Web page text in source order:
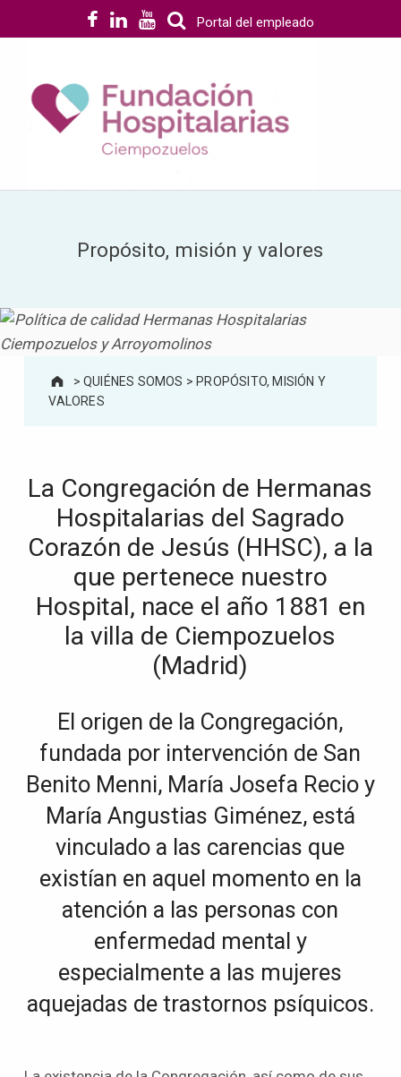
Portal del empleado
Propósito, misión y valores
>QUIÉNES SOMOS > PROPÓSITO, MISIÓN Y
VALORES
La Congregación de Hermanas
Hospitalarias del Sagrado
Corazón de Jesús (HHSC), a la
que pertenece nuestro
Hospital, nace el año 1881 en
la villa de Ciempozuelos
(Madrid)
El origen de la Congregación,
fundada por intervención de San
Benito Menni, María Josefa Recio y
María Angustias Giménez, está
vinculado a las carencias que
existían en aquel momento en la
atención a las personas con
enfermedad mental y
especialmente a las mujeres
aquejadas de trastornos psíquicos.